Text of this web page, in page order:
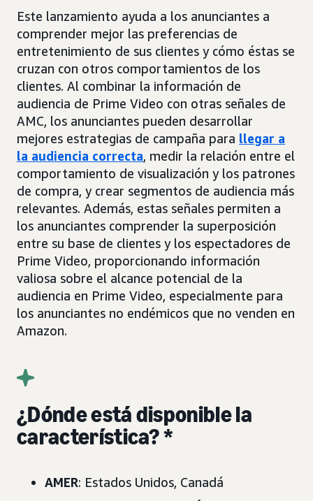
Este lanzamiento ayuda a los anunciantes a
comprender mejor las preferencias de
entretenimiento de sus clientes y cómo éstas se
cruzan con otros comportamientos de los
clientes. Al combinar la información de
audiencia de Prime Video con otras señales de
AMC, los anunciantes pueden desarrollar
mejores estrategias de campaña para llegar a
la audiencia correcta, medir la relación entre el
comportamiento de visualización y los patrones
de compra, y crear segmentos de audiencia más
relevantes. Además, estas señales permiten a
los anunciantes comprender la superposición
entre su base de clientes y los espectadores de
Prime Video, proporcionando información
valiosa sobre el alcance potencial de la
audiencia en Prime Video, especialmente para
los anunciantes no endémicos que no venden en
Amazon.
¿Dónde está disponible la
característica? *
AMER: Estados Unidos, Canadá